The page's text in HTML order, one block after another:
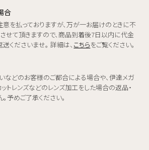
合
を払っておりますが、万が一お届けのときに不
せて頂きますので、商品到着後7日以内に代金
くださいませ。 詳細は、 こちらをご覧ください。
などのお客様のご都合による場合や、伊達メガ
ットレンズなどのレンズ加工をした場合の返品・
予めご了承ください。